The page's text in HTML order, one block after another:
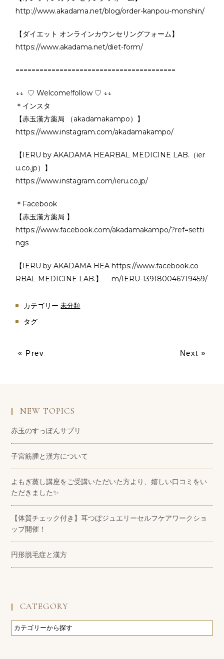
http://www.akadama.net/blog/order-kanpou-monshin/
【ダイエット オンラインカウンセリングフォーム】
https://www.akadama.net/diet-form/
========================================
↓↓ ♡ Welcome!follow ♡ ↓↓
＊インスタ
【赤玉漢方薬局 （akadamakampo）】
https://www.instagram.com/akadamakampo/
【IERU by AKADAMA HEARBAL MEDICINE LAB.（ier
u.co.jp）】
https://www.instagram.com/ieru.co.jp/
＊Facebook
【赤玉漢方薬局 】
https://www.facebook.com/akadamakampo/?ref=setti
ngs
【IERU by AKADAMA HEA
RBAL MEDICINE LAB.】
https://www.facebook.co
m/IERU-139180046719459/
カテゴリー 未分類
タグ
« Prev Next »
NEW TOPICS
赤玉のすっぽんサプリ
子宮筋腫と漢方について
よもぎ蒸し講座をご受講いただいた方より、嬉しい口コミをい
ただきました✨
【体質チェック付き】耳つぼジュエリーセルフケアワークショ
ップ開催！
円形脱毛症と漢方
CATEGORY